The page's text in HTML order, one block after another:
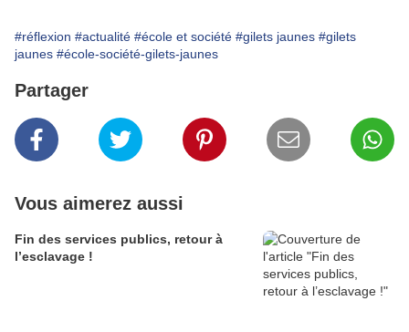
#réflexion #actualité #école et société #gilets jaunes #gilets
jaunes #école-société-gilets-jaunes
Partager
Vous aimerez aussi
Fin des services publics, retour à
l’esclavage !